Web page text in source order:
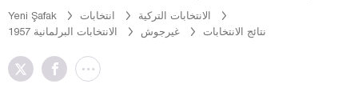
Yeni Şafak انتخابات
الانتخابات التركية
الانتخابات البرلمانية 1957
غيرجوش نتائج الانتخابات